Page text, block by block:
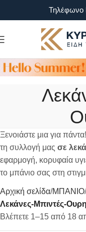
Τηλέφωνο
Ξενοιάστε μια για
τη συλλογή μας σε
εφαρμογή, κορυφαία
το μπάνιο σας στη
Αρχική σελίδα ΜΠΑΝΙΟ
Λεκάνες-Μπιντές-
Βλέπετε 1–15 από 18